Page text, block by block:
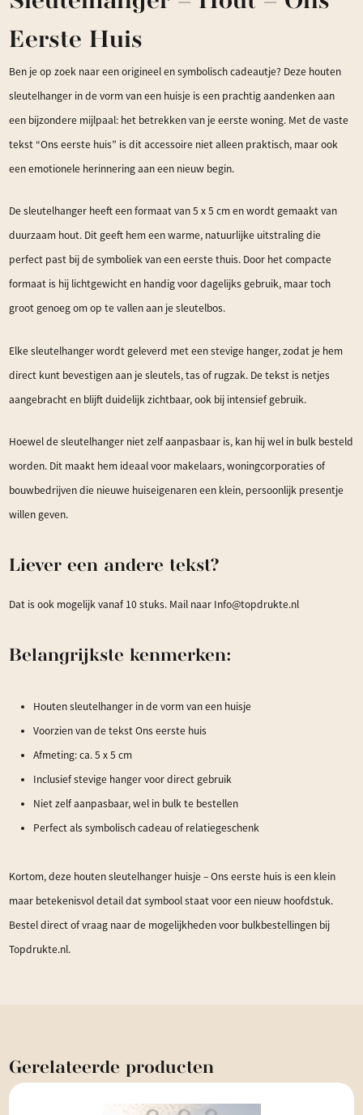
Eerste Huis
Ben je op zoek naar een origineel en symbolisch cadeautje? Deze houten
sleutelhanger in de vorm van een huisje is een prachtig aandenken aan
een bijzondere mijlpaal: het betrekken van je eerste woning. Met de vaste
tekst “Ons eerste huis” is dit accessoire niet alleen praktisch, maar ook
een emotionele herinnering aan een nieuw begin.
De sleutelhanger heeft een formaat van 5 x 5 cm en wordt gemaakt van
duurzaam hout. Dit geeft hem een warme, natuurlijke uitstraling die
perfect past bij de symboliek van een eerste thuis. Door het compacte
formaat is hij lichtgewicht en handig voor dagelijks gebruik, maar toch
groot genoeg om op te vallen aan je sleutelbos.
Elke sleutelhanger wordt geleverd met een stevige hanger, zodat je hem
direct kunt bevestigen aan je sleutels, tas of rugzak. De tekst is netjes
aangebracht en blijft duidelijk zichtbaar, ook bij intensief gebruik.
Hoewel de sleutelhanger niet zelf aanpasbaar is, kan hij wel in bulk besteld
worden. Dit maakt hem ideaal voor makelaars, woningcorporaties of
bouwbedrijven die nieuwe huiseigenaren een klein, persoonlijk presentje
willen geven.
Liever een andere tekst?
Dat is ook mogelijk vanaf 10 stuks. Mail naar Info@topdrukte.nl
Belangrijkste kenmerken:
Houten sleutelhanger in de vorm van een huisje
Voorzien van de tekst Ons eerste huis
Afmeting: ca. 5 x 5 cm
Inclusief stevige hanger voor direct gebruik
Niet zelf aanpasbaar, wel in bulk te bestellen
Perfect als symbolisch cadeau of relatiegeschenk
Kortom, deze houten sleutelhanger huisje – Ons eerste huis is een klein
maar betekenisvol detail dat symbool staat voor een nieuw hoofdstuk.
Bestel direct of vraag naar de mogelijkheden voor bulkbestellingen bij
Topdrukte.nl.
Gerelateerde producten